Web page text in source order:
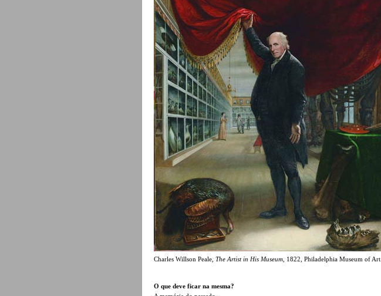
Charles Willson Peale, The Artist in His Museum , 1822, Philadelphia Museum of Art.
O que deve ficar na mesma?